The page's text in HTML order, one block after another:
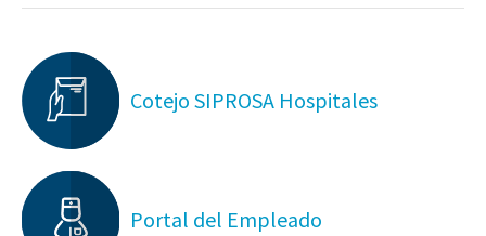
Cotejo SIPROSA Hospitales
Portal del Empleado